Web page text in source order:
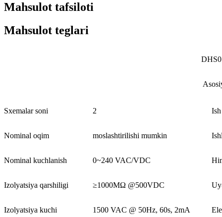
Mahsulot tafsiloti
Mahsulot teglari
Sxemalar soni 2
Nominal oqim moslashtirilishi mumkin
Nominal kuchlanish 0~240 VAC/VDC
Izolyatsiya qarshiligi ≥1000MΩ @500VDC
Izolyatsiya kuchi 1500 VAC @ 50Hz, 60s, 2mA